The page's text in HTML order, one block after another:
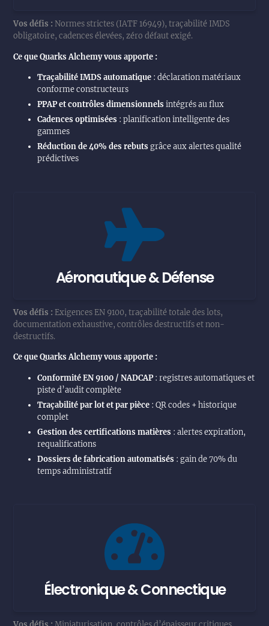
Vos défis : Normes strictes (IATF 16949), traçabilité IMDS
obligatoire, cadences élevées, zéro défaut exigé.
Ce que Quarks Alchemy vous apporte :
Traçabilité IMDS automatique : déclaration matériaux
conforme constructeurs
PPAP et contrôles dimensionnelsintégrés au flux
Cadences optimisées : planification intelligente des
gammes
Réduction de 40% des rebuts grâce aux alertes qualité
prédictives
Aéronautique & Défense
Vos défis : Exigences EN 9100, traçabilité totale des lots,
documentation exhaustive, contrôles destructifs et non-
destructifs.
Ce que Quarks Alchemy vous apporte :
Conformité EN 9100 / NADCAP: registres automatiques et
piste d’audit complète
Traçabilité par lot et par pièce : QR codes + historique
complet
Gestion des certifications matières : alertes expiration,
requalifications
Dossiers de fabrication automatisés : gain de 70% du
temps administratif
Électronique & Connectique